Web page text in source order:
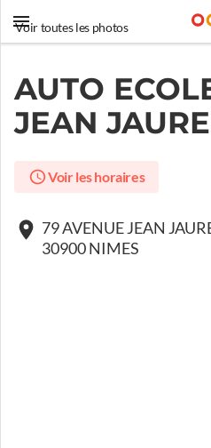
Voir toutes les photos
AUTO
JEAN
Voir les horaires
79 AVENUE JEAN
30900 NIMES